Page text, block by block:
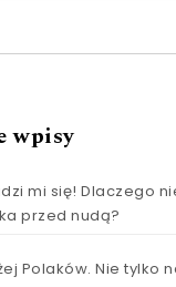
wpisy
mi się! Dlaczego
przed nudą?
Polaków. Nie tylko